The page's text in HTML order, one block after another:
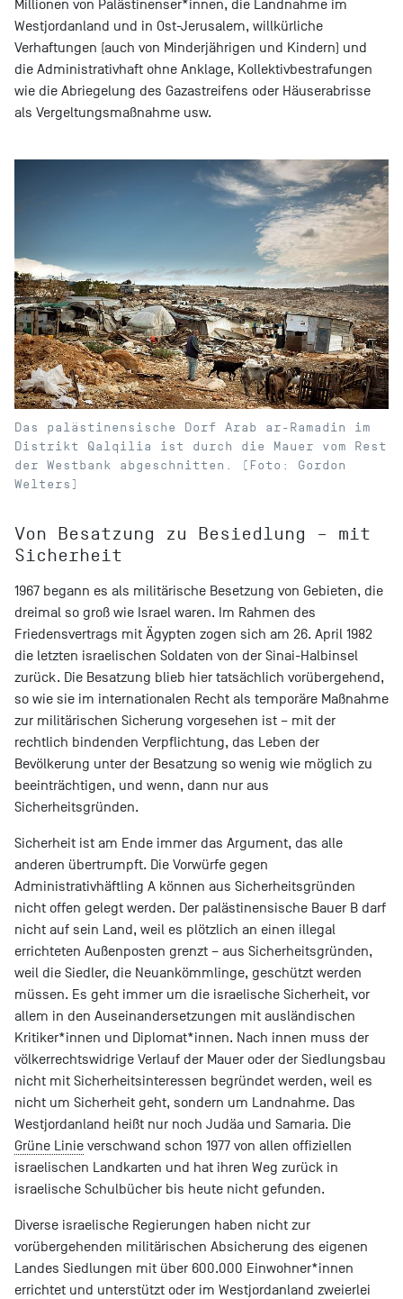
Millionen von Palästinenser*innen, die Landnahme im
Westjordanland und in Ost-Jerusalem, willkürliche
Verhaftungen (auch von Minderjährigen und Kindern) und
die Administrativhaft ohne Anklage, Kollektivbestrafungen
wie die Abriegelung des Gazastreifens oder Häuserabrisse
als Vergeltungsmaßnahme usw.
Das palästinensische Dorf Arab ar-Ramadin im
Distrikt Qalqilia ist durch die Mauer vom Rest
der Westbank abgeschnitten. (Foto: Gordon
Welters)
Von Besatzung zu Besiedlung – mit
Sicherheit
1967 begann es als militärische Besetzung von Gebieten, die
dreimal so groß wie Israel waren. Im Rahmen des
Friedensvertrags mit Ägypten zogen sich am 26. April 1982
die letzten israelischen Soldaten von der Sinai-Halbinsel
zurück. Die Besatzung blieb hier tatsächlich vorübergehend,
so wie sie im internationalen Recht als temporäre Maßnahme
zur militärischen Sicherung vorgesehen ist – mit der
rechtlich bindenden Verpflichtung, das Leben der
Bevölkerung unter der Besatzung so wenig wie möglich zu
beeinträchtigen, und wenn, dann nur aus
Sicherheitsgründen.
Sicherheit ist am Ende immer das Argument, das alle
anderen übertrumpft. Die Vorwürfe gegen
Administrativhäftling A können aus Sicherheitsgründen
nicht offen gelegt werden. Der palästinensische Bauer B darf
nicht auf sein Land, weil es plötzlich an einen illegal
errichteten Außenposten grenzt – aus Sicherheitsgründen,
weil die Siedler, die Neuankömmlinge, geschützt werden
müssen. Es geht immer um die israelische Sicherheit, vor
allem in den Auseinandersetzungen mit ausländischen
Kritiker*innen und Diplomat*innen. Nach innen muss der
völkerrechtswidrige Verlauf der Mauer oder der Siedlungsbau
nicht mit Sicherheitsinteressen begründet werden, weil es
nicht um Sicherheit geht, sondern um Landnahme. Das
Westjordanland heißt nur noch Judäa und Samaria. Die
Grüne Linie verschwand schon 1977 von allen offiziellen
israelischen Landkarten und hat ihren Weg zurück in
israelische Schulbücher bis heute nicht gefunden.
Diverse israelische Regierungen haben nicht zur
vorübergehenden militärischen Absicherung des eigenen
Landes Siedlungen mit über 600.000 Einwohner*innen
errichtet und unterstützt oder im Westjordanland zweierlei